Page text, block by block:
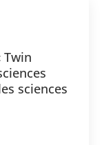
Twin
sciences